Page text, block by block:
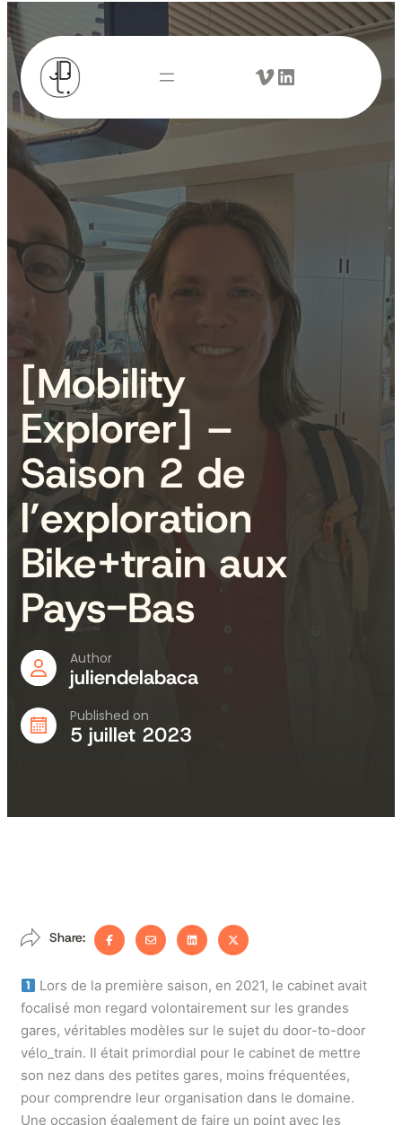
Vimeo LinkedIn
[Mobility
Explorer] –
Saison 2 de
l’exploration
Bike+train aux
Pays-Bas
Author
juliendelabaca
Published on
5 juillet 2023
Share:
Lors de la première saison, en 2021, le cabinet avait
focalisé mon regard volontairement sur les grandes
gares, véritables modèles sur le sujet du door-to-door
vélo_train. Il était primordial pour le cabinet de mettre
son nez dans des petites gares, moins fréquentées,
pour comprendre leur organisation dans le domaine.
Une occasion également de faire un point avec les